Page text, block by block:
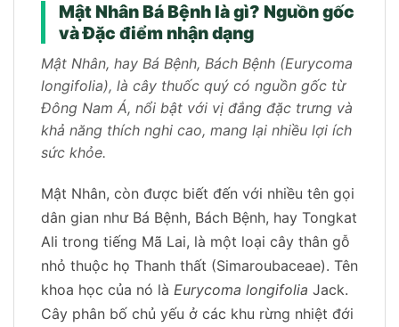
Mật Nhân Bá Bệnh là gì? Nguồn gốc
và Đặc điểm nhận dạng
Mật Nhân, hay Bá Bệnh, Bách Bệnh (Eurycoma
longifolia), là cây thuốc quý có nguồn gốc từ
Đông Nam Á, nổi bật với vị đắng đặc trưng và
khả năng thích nghi cao, mang lại nhiều lợi ích
sức khỏe.
Mật Nhân, còn được biết đến với nhiều tên gọi
dân gian như Bá Bệnh, Bách Bệnh, hay Tongkat
Ali trong tiếng Mã Lai, là một loại cây thân gỗ
nhỏ thuộc họ Thanh thất (Simaroubaceae). Tên
khoa học của nó là Eurycoma longifolia Jack.
Cây phân bố chủ yếu ở các khu rừng nhiệt đới